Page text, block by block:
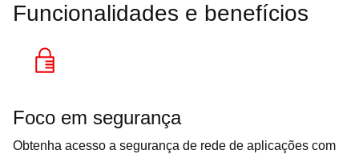
Funcionalidades e benefícios
Foco em segurança
Obtenha acesso a segurança de rede de aplicações com